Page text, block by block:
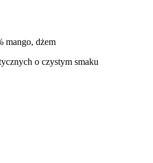
mango, dżem
o czystym smaku